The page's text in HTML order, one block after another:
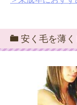
安く毛を薄く